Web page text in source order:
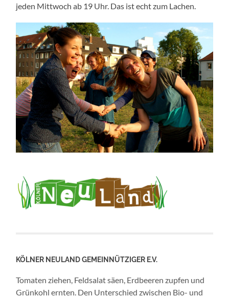
jeden Mittwoch ab 19 Uhr. Das ist echt zum Lachen.
KÖLNER NEULAND GEMEINNÜTZIGER E.V.
Tomaten ziehen, Feldsalat säen, Erdbeeren zupfen und
Grünkohl ernten. Den Unterschied zwischen Bio- und